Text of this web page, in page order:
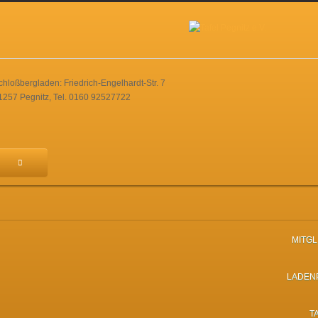
Friedrich-Engelhardt-Str. 7
Pegnitz, Tel. 0160 92527722